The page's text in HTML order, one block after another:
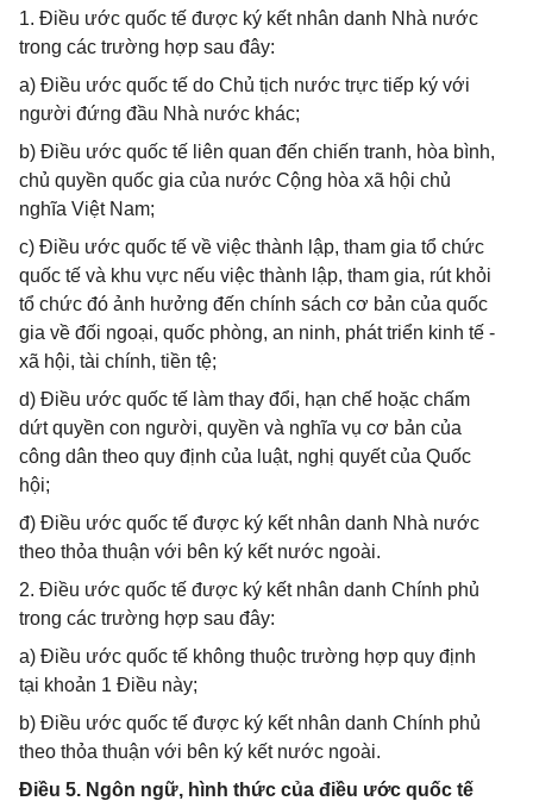
1. Điều ước quốc tế được ký kết nhân danh Nhà nước
trong các trường hợp sau đây:
a) Điều ước quốc tế do Chủ tịch nước trực tiếp ký với
người đứng đầu Nhà nước khác;
b) Điều ước quốc tế liên quan đến chiến tranh, hòa bình,
chủ quyền quốc gia của nước Cộng hòa xã hội chủ
nghĩa Việt Nam;
c) Điều ước quốc tế về việc thành lập, tham gia tổ chức
quốc tế và khu vực nếu việc thành lập, tham gia, rút khỏi
tổ chức đó ảnh hưởng đến chính sách cơ bản của quốc
gia về đối ngoại, quốc phòng, an ninh, phát triển kinh tế -
xã hội, tài chính, tiền tệ;
d) Điều ước quốc tế làm thay đổi, hạn chế hoặc chấm
dứt quyền con người, quyền và nghĩa vụ cơ bản của
công dân theo quy định của luật, nghị quyết của Quốc
hội;
đ) Điều ước quốc tế được ký kết nhân danh Nhà nước
theo thỏa thuận với bên ký kết nước ngoài.
2. Điều ước quốc tế được ký kết nhân danh Chính phủ
trong các trường hợp sau đây:
a) Điều ước quốc tế không thuộc trường hợp quy định
tại khoản 1 Điều này;
b) Điều ước quốc tế được ký kết nhân danh Chính phủ
theo thỏa thuận với bên ký kết nước ngoài.
Điều 5. Ngôn ngữ, hình thức của điều ước quốc tế